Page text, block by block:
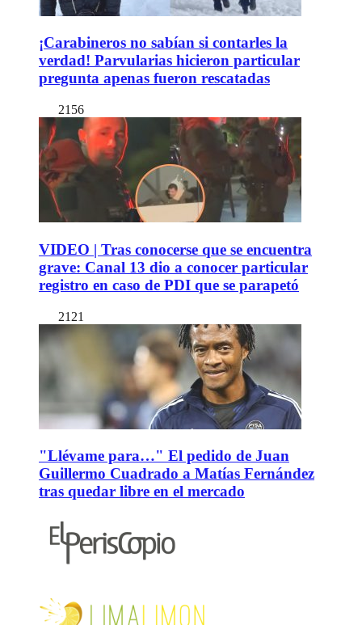
¡Carabineros no sabían si contarles la
verdad! Parvularias hicieron particular
pregunta apenas fueron rescatadas
2156
VIDEO | Tras conocerse que se encuentra
grave: Canal 13 dio a conocer particular
registro en caso de PDI que se parapetó
2121
"Llévame para…" El pedido de Juan
Guillermo Cuadrado a Matías Fernández
tras quedar libre en el mercado